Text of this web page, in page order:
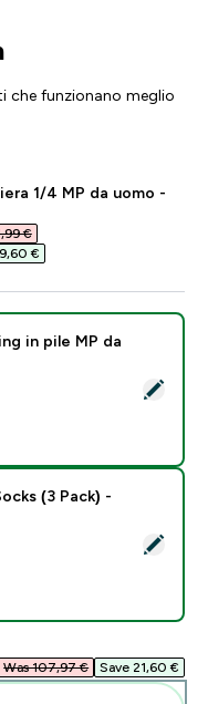
funzionano meglio
1/4 MP da uomo -
€‎
€‎
da jogging in
in pile MP da
Unisex Crew Socks
(3 Pack) -
Was 107,97 €‎ Save 21,60 €‎